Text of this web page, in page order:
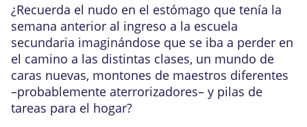
¿Recuerda el nudo en el estómago que tenía la
semana anterior al ingreso a la escuela
secundaria imaginándose que se iba a perder en
el camino a las distintas clases, un mundo de
caras nuevas, montones de maestros diferentes
–probablemente aterrorizadores– y pilas de
tareas para el hogar?